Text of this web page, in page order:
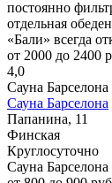
постоянно
отдельная
«Бали» всегда
от 2000 до 2400
4,0
Сауна Барселона
Сауна Барселона
Папанина, 11
Финская
Круглосуточно
Сауна